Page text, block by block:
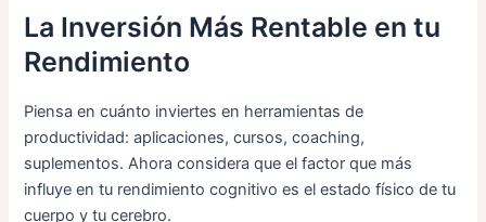
La Inversión Más Rentable en tu
Rendimiento
Piensa en cuánto inviertes en herramientas de
productividad: aplicaciones, cursos, coaching,
suplementos. Ahora considera que el factor que más
influye en tu rendimiento cognitivo es el estado físico de tu
cuerpo y tu cerebro.